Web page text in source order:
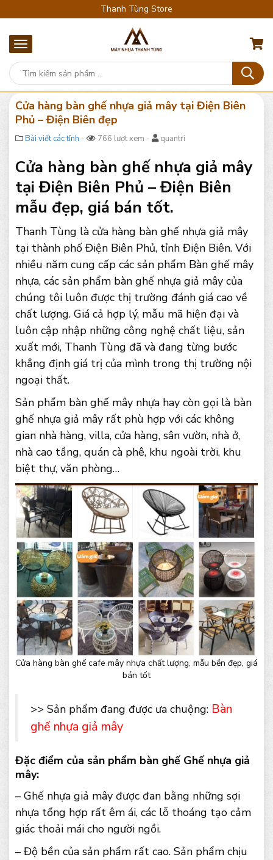
Thanh Tùng Store
Cửa hàng bàn ghế nhựa giả mây tại Điện Biên
Phủ – Điện Biên đẹp
Bài viết các tỉnh - 766 lượt xem - quantri
Cửa hàng bàn ghế nhựa giả mây
tại Điện Biên Phủ – Điện Biên
mẫu đẹp, giá bán tốt.
Thanh Tùng là cửa hàng bàn ghế nhựa giả mây
tại thành phố Điện Biên Phủ, tỉnh Điện Biên. Với
nhiều năm cung cấp các sản phẩm Bàn ghế mây
nhựa, các sản phẩm bàn ghế nhựa giả mây của
chúng tôi luôn được thị trường đánh giá cao về
chất lượng. Giá cả hợp lý, mẫu mã hiện đại và
luôn cập nhập những công nghệ chất liệu, sản
xuất mới, Thanh Tùng đã và đang từng bước
khẳng định giá trị của mình trong thị trường nội
ngoại thất.
Sản phẩm bàn ghế mây nhựa hay còn gọi là bàn
ghế nhựa giả mây rất phù hợp với các không
gian nhà hàng, villa, cửa hàng, sân vườn, nhà ở,
nhà cao tầng, quán cà phê, khu ngoài trời, khu
biệt thự, văn phòng…
Cửa hàng bàn ghế cafe mây nhựa chất lượng, mẫu bền đẹp, giá
bán tốt
>> Sản phẩm đang được ưa chuộng: Bàn
ghế nhựa giả mây
Đặc điểm của sản phẩm bàn ghế Ghế nhựa giả
mây:
– Ghế nhựa giả mây được đan bằng những sợi
nhựa tổng hợp rất êm ái, các lỗ thoáng tạo cảm
giác thoải mái cho người ngồi.
– Độ bền của sản phẩm rất cao. Sản phẩm chịu